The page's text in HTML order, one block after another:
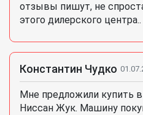
отзывы пишут, не
этого дилерского центра..
Константин Чудко
Мне предложили купить
Ниссан Жук. Машину